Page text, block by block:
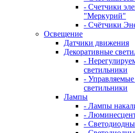
- Счетчики
"Меркурий"
- Счётчики
Освещение
Датчики движения
Декоративные
-
светильники
-
светильники
Лампы
- Лампы
-
-